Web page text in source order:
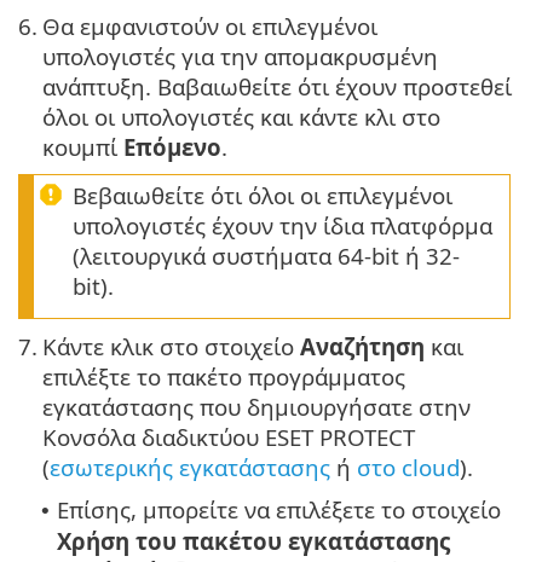
6. Θα εμφανιστούν οι επιλεγμένοι
υπολογιστές για την απομακρυσμένη
ανάπτυξη. Βαβαιωθείτε ότι έχουν προστεθεί
όλοι οι υπολογιστές και κάντε κλι στο
κουμπί Επόμενο.
Βεβαιωθείτε ότι όλοι οι επιλεγμένοι
υπολογιστές έχουν την ίδια πλατφόρμα
(λειτουργικά συστήματα 64-bit ή 32-
bit).
7. Κάντε κλικ στο στοιχείο Αναζήτηση και
επιλέξτε το πακέτο προγράμματος
εγκατάστασης που δημιουργήσατε στην
Κονσόλα διαδικτύου ESET PROTECT
(εσωτερικής εγκατάστασης ή στο cloud).
• Επίσης, μπορείτε να επιλέξετε το στοιχείο
Χρήση του πακέτου εγκατάστασης